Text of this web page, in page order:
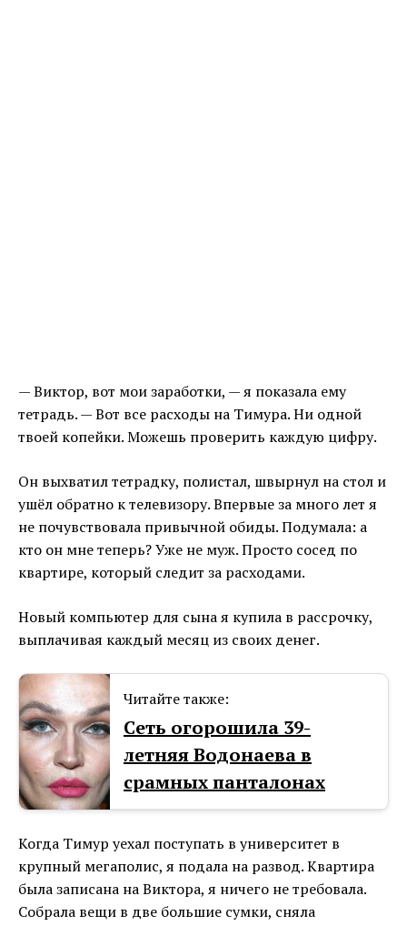
— Виктор, вот мои заработки, — я показала ему
тетрадь. — Вот все расходы на Тимура. Ни одной
твоей копейки. Можешь проверить каждую цифру.
Он выхватил тетрадку, полистал, швырнул на стол и
ушёл обратно к телевизору. Впервые за много лет я
не почувствовала привычной обиды. Подумала: а
кто он мне теперь? Уже не муж. Просто сосед по
квартире, который следит за расходами.
Новый компьютер для сына я купила в рассрочку,
выплачивая каждый месяц из своих денег.
Читайте также:
Сеть огорошила 39-
летняя Водонаева в
срамных панталонах
Когда Тимур уехал поступать в университет в
крупный мегаполис, я подала на развод. Квартира
была записана на Виктора, я ничего не требовала.
Собрала вещи в две большие сумки, сняла